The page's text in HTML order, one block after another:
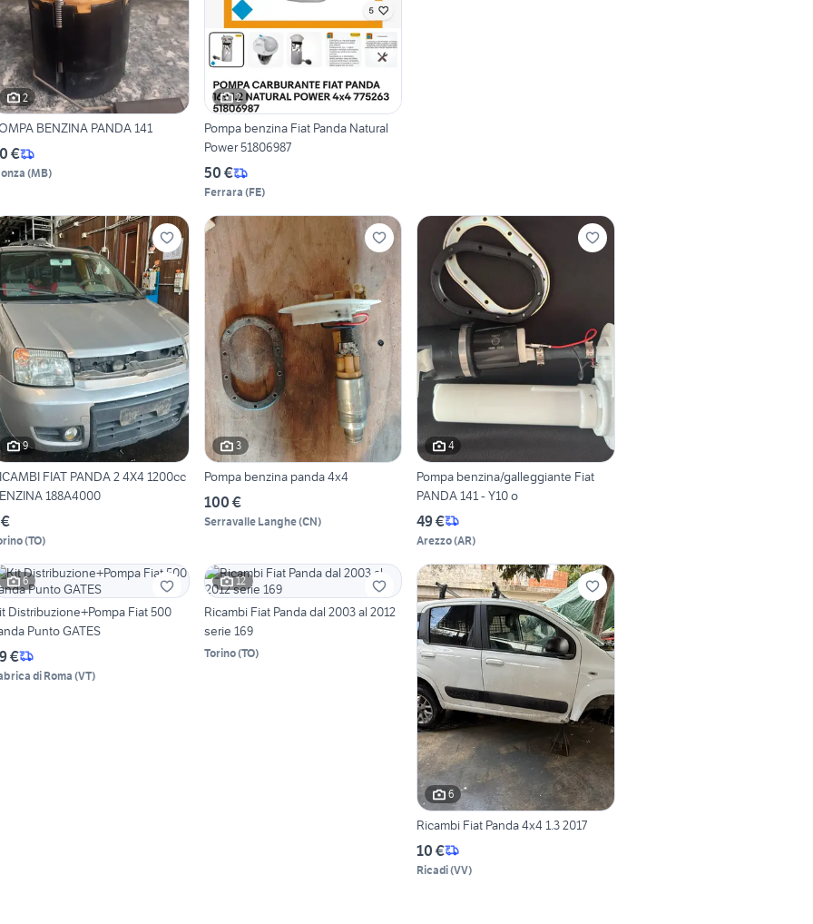
2
BENZINA PANDA 141
€
(MB)
2
Pompa benzina Fiat Panda Natural
Power 51806987
50 €
Ferrara (FE)
9
FIAT PANDA 2 4X4 1200cc
188A4000
(TO)
3
Pompa benzina panda 4x4
100 €
Serravalle Langhe(CN)
4
Pompa benzina/galleggiante Fiat
PANDA 141 - Y10 o
49 €
Arezzo(AR)
6
Distribuzione+Pompa Fiat 500
Punto GATES
€
di Roma (VT)
12
Ricambi Fiat Panda dal 2003 al 2012
serie 169
Torino(TO)
6
Ricambi Fiat Panda 4x4 1.3 2017
10 €
Ricadi(VV)